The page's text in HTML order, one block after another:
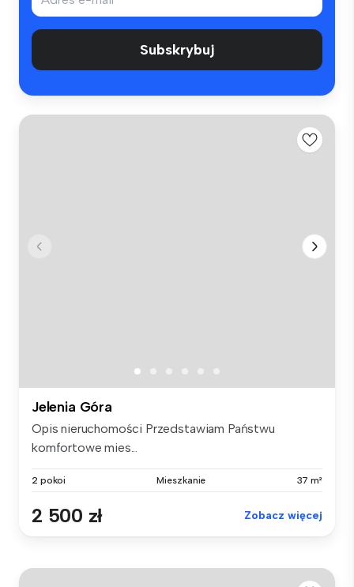
Subskrybuj
Jelenia Góra
Opis nieruchomości Przedstawiam Państwu
komfortowe mies...
2 pokoi Mieszkanie 37 m²
2 500 zł Zobacz więcej